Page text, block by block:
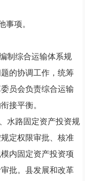
事项。
制综合运输体系规
的协调工作，统筹
员会负责综合运输
接平衡。
水路固定资产投资规
定权限审批、核准
内固定资产投资项
批。县发展和改革